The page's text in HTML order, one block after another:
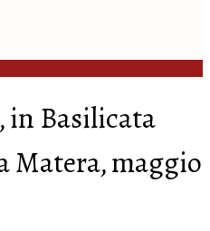
in Basilicata
Matera, maggio